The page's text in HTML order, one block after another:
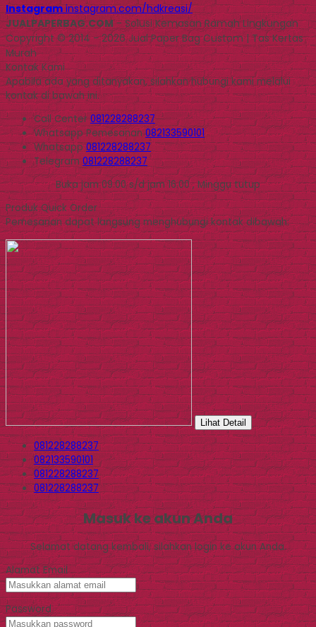
Instagram instagram.com/hdkreasi/
JUALPAPERBAG.COM- Solusi Kemasan Ramah Lingkungan
Copyright © 2014 - 2026 Jual Paper Bag Custom | Tas Kertas
Murah
Kontak Kami
Apabila ada yang ditanyakan, silahkan hubungi kami melalui
kontak di bawah ini.
Call Center081228288237
WhatsappPemesanan 082133590101
Whatsapp081228288237
Telegram081228288237
Buka jam 09.00 s/d jam 16.00 , Minggu tutup
Produk Quick Order
Pemesanan dapat langsung menghubungi kontak dibawah:
Lihat Detail
081228288237
082133590101
081228288237
081228288237
Masuk ke akun Anda
Selamat datang kembali, silahkan login ke akun Anda.
Alamat Email
Password